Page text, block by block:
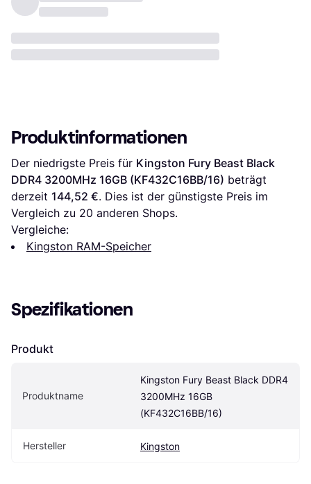
Produktinformationen
Der niedrigste Preis für Kingston Fury Beast Black
DDR4 3200MHz 16GB (KF432C16BB/16) beträgt
derzeit 144,52 €. Dies ist der günstigste Preis im
Vergleich zu 20 anderen Shops.
Vergleiche:
Kingston RAM-Speicher
Spezifikationen
Produkt
Produktname
Kingston Fury Beast Black DDR4
3200MHz 16GB
(KF432C16BB/16)
Hersteller Kingston